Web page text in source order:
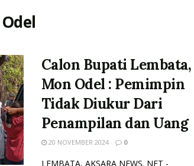
Calon Bupati Lembata,
Mon Odel : Pemimpin
Tidak Diukur Dari
Penampilan dan Uang
20 NOVEMBER 2024 0
LEMBATA, AKSARA NEWS. NET -